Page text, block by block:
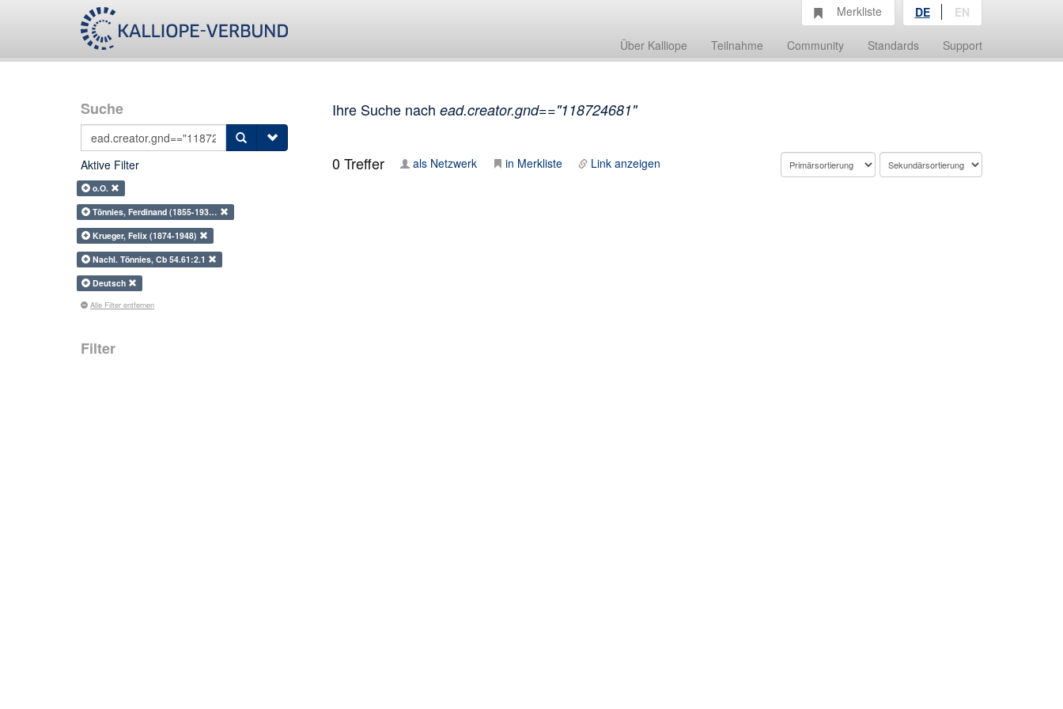
Über Kalliope Teilnahme Community Standards Support
Merkliste DE EN
Suche
Aktive Filter
o.O.
Tönnies, Ferdinand (1855-193…
Krueger, Felix (1874-1948)
Nachl. Tönnies, Cb 54.61:2.1
Deutsch
Alle Filter entfernen
Filter
Ihre Suche nach ead.creator.gnd=="118724681"
0Treffer als Netzwerk in Merkliste Link anzeigen